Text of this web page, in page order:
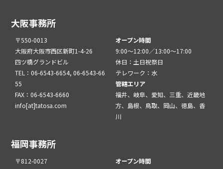
大阪事務所
〒550-0013
大阪府大阪市西区新町1-4-26
四ツ橋グランドビル
TEL：06-6543-6654, 06-6543-66
55
FAX：06-6543-6660
info[at]tatosa.com
オープン時間
9:00～12:00／13:00～17:00
休日：土日祝祭日
テレワーク：水
管轄エリア
福井、岐阜、愛知、三重、近畿地
方、島根、鳥取、岡山、徳島、香
川
福岡事務所
〒812-0027
オープン時間